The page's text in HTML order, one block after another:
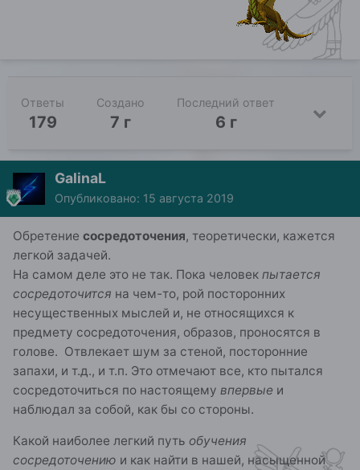
Ответы
179
Создано
7 г
Последний ответ
6 г
GalinaL
Опубликовано: 15 августа 2019
Обретение сосредоточения, теоретически, кажется
легкой задачей.
На самом деле это не так. Пока человек пытается
сосредоточится на чем-то, рой посторонних
несущественных мыслей и, не относящихся к
предмету сосредоточения, образов, проносятся в
голове. Отвлекает шум за стеной, посторонние
запахи, и т.д., и т.п. Это отмечают все, кто пытался
сосредоточиться по настоящему впервые и
наблюдал за собой, как бы со стороны.
Какой наиболее легкий путь обучения
сосредоточению и как найти в нашей, насыщенной